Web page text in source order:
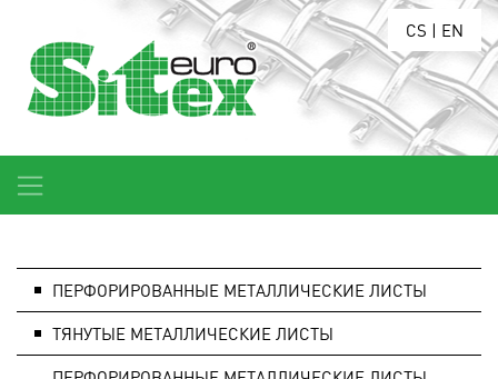
CS | EN
ПЕРФОРИРОВАННЫЕ МЕТАЛЛИЧЕСКИЕ ЛИСТЫ
ТЯНУТЫЕ МЕТАЛЛИЧЕСКИЕ ЛИСТЫ